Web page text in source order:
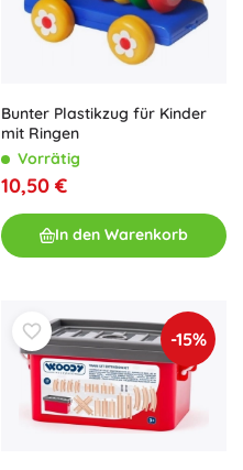
Bunter Plastikzug für Kinder
mit Ringen
Vorrätig
10,50 €
In den Warenkorb
-15%